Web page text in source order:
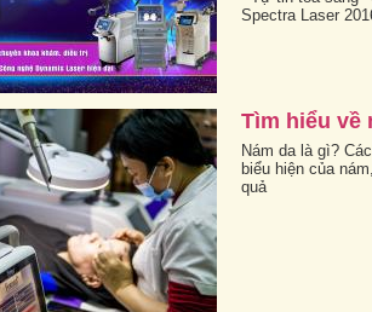
Spectra Laser
Tìm hiểu về
Nám da là gì?
biểu hiện của
quả